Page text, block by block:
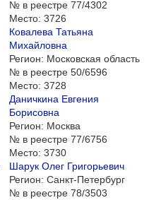
№ в реестре 77/4302
Место: 3726
Ковалева Татьяна
Михайловна
Регион: Московская область
№ в реестре 50/6596
Место: 3728
Даничкина Евгения
Борисовна
Регион: Москва
№ в реестре 77/6756
Место: 3730
Шарук Олег Григорьевич
Регион: Санкт-Петербург
№ в реестре 78/3503